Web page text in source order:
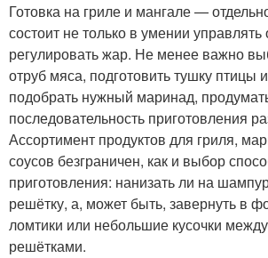
Готовка на гриле и мангале —
состоит не только в умении управлять
регулировать жар. Не менее важно
отруб мяса, подготовить тушку
подобрать нужный маринад,
последовательность приготовления
Ассортимент продуктов для гриля,
соусов безграничен, как и выбор
приготовления: нанизать ли на
решётку, а, может быть, завернуть в
ломтики или небольшие кусочки
решётками.